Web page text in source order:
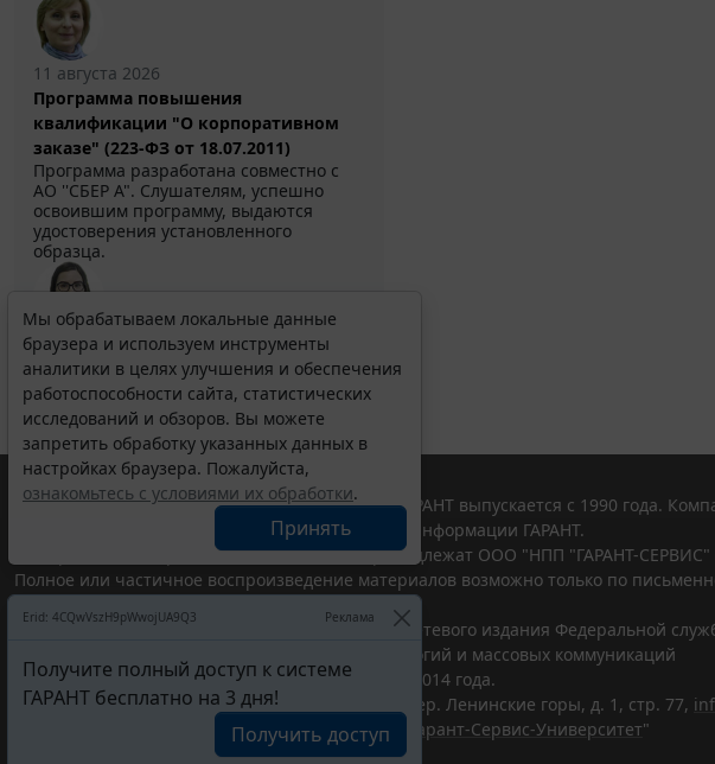
11 августа 2026
Программа повышения
квалификации "О корпоративном
заказе" (223-ФЗ от 18.07.2011)
Программа разработана совместно с
АО ''СБЕР А". Слушателям, успешно
освоившим программу, выдаются
удостоверения установленного
образца.
Выберите тему программы повышения квалификации
для юристов ...
Мы обрабатываем локальные данные
браузера и используем инструменты
аналитики в целях улучшения и обеспечения
работоспособности сайта, статистических
исследований и обзоров. Вы можете
запретить обработку указанных данных в
настройках браузера. Пожалуйста,
ознакомьтесь с условиями их обработки.
Принять
Erid: 4CQwVszH9pWwojUA9Q3 Реклама
Получите полный доступ к системе
ГАРАНТ бесплатно на 3 дня!
Получить доступ
© ООО "НПП "ГАРАНТ-СЕРВИС", 2026. Система ГАРАНТ выпускается с 1990 года.
участниками Российской ассоциации правовой информации ГАРАНТ.
Все права на материалы сайта ГАРАНТ.РУ принадлежат ООО "НПП "ГАРАНТ-
Полное или частичное воспроизведение материалов возможно только по
Портал ГАРАНТ.РУ зарегистрирован в качестве сетевого издания Федеральной
надзору в сфере связи,информационных технологий и массовых коммуникаций
(Роскомнадзором), Эл № ФС77-58365 от 18 июня 2014 года.
ООО "НПП "ГАРАНТ-СЕРВИС", 119234, г. Москва, тер. Ленинские горы, д. 1, стр. 77,
Разработчик ЭПС Система ГАРАНТ – ООО "НПП "
Гарант-Сервис-Университет"